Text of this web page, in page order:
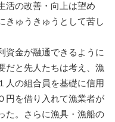
活の改善・向上は望め
きゅうきゅうとして苦し
金が融通できるように
だと先人たちは考え、漁
人の組合員を基礎に信用
円を借り入れて漁業者が
た。さらに漁具・漁船の